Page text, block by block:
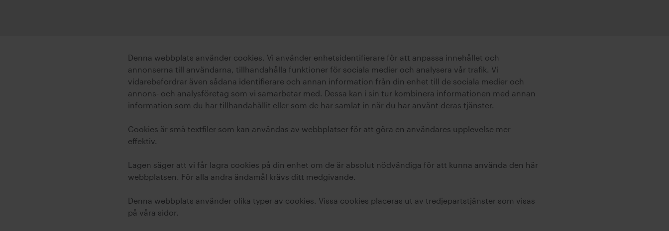
Denna webbplats använder cookies. Vi använder enhetsidentifierare för att anpassa innehållet och
annonserna till användarna, tillhandahålla funktioner för sociala medier och analysera vår trafik. Vi
vidarebefordrar även sådana identifierare och annan information från din enhet till de sociala medier och
annons- och analysföretag som vi samarbetar med. Dessa kan i sin tur kombinera informationen med annan
information som du har tillhandahållit eller som de har samlat in när du har använt deras tjänster.
Cookies är små textfiler som kan användas av webbplatser för att göra en användares upplevelse mer
effektiv.
Lagen säger att vi får lagra cookies på din enhet om de är absolut nödvändiga för att kunna använda den här
webbplatsen. För alla andra ändamål krävs ditt medgivande.
Denna webbplats använder olika typer av cookies. Vissa cookies placeras ut av tredjepartstjänster som visas
på våra sidor.